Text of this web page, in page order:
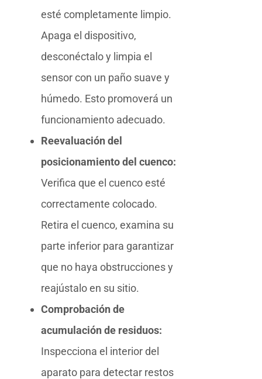
esté completamente limpio.
Apaga el dispositivo,
desconéctalo y limpia el
sensor con un paño suave y
húmedo. Esto promoverá un
funcionamiento adecuado.
Reevaluación del
posicionamiento del cuenco:
Verifica que el cuenco esté
correctamente colocado.
Retira el cuenco, examina su
parte inferior para garantizar
que no haya obstrucciones y
reajústalo en su sitio.
Comprobación de
acumulación de residuos:
Inspecciona el interior del
aparato para detectar restos